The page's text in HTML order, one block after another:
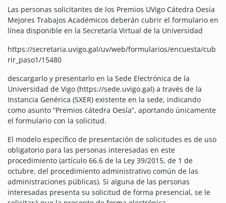
Las personas solicitantes de los Premios UVigo Cátedra Oesía
Mejores Trabajos Académicos deberán cubrir el formulario en
línea disponible en la Secretaría Virtual de la Universidad
https://secretaria.uvigo.gal/uv/web/formularios/encuesta/cub
rir_paso1/15480
descargarlo y presentarlo en la Sede Electrónica de la
Universidad de Vigo (https://sede.uvigo.gal) a través de la
Instancia Genérica (SXER) existente en la sede, indicando
como asunto “Premios cátedra Oesía”, aportando únicamente
el formulario con la solicitud.
El modelo específico de presentación de solicitudes es de uso
obligatorio para las personas interesadas en este
procedimiento (artículo 66.6 de la Ley 39/2015, de 1 de
octubre, del procedimiento administrativo común de las
administraciones públicas). Si alguna de las personas
interesadas presenta su solicitud de forma presencial, se le